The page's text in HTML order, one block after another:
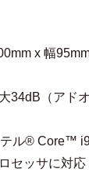
x 幅
34dB（アド
テル® Core™
セッサに対応